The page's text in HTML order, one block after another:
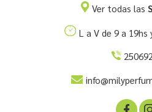
Ver todas las
L a V de 9 a 19hs